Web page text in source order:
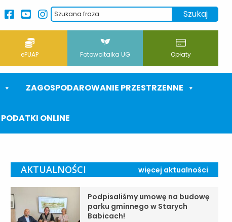
ePUAP Fotowoltaika UG Opłaty
ZAGOSPODAROWANIE PRZESTRZENNE
PODATKI ONLINE
AKTUALNOŚCI więcej aktualności
Podpisaliśmy umowę na budowę
parku gminnego w Starych
Babicach!